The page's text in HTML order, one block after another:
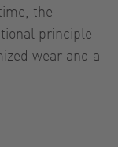
the
principle
wear and a